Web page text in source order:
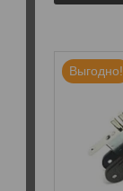
Выгодно!